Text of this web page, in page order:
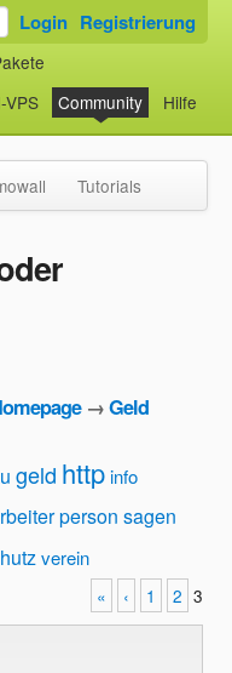
VPS Community Hilfe
Login Registrierung
Tutorials
→Geld
geld httpinfo
person sagen
verein
« ‹ 1 2 3